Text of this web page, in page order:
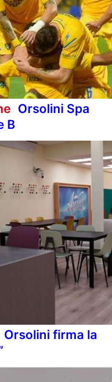
Orsolini Spa
B
Orsolini firma la